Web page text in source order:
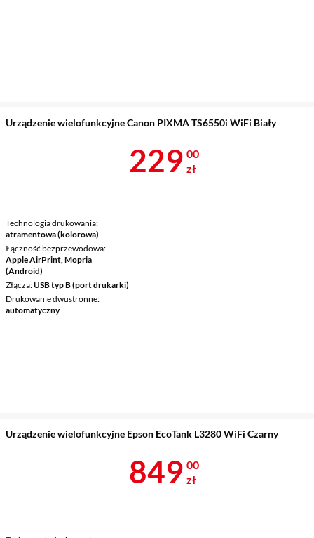
Urządzenie wielofunkcyjne Canon PIXMA TS6550i WiFi Biały
Technologia drukowania
atramentowa (kolorowa)
Łączność bezprzewodowa
Apple AirPrint, Mopria
(Android)
Złącza USB typ B (port drukarki)
Drukowanie dwustronne
automatyczny
Cena 229 zł
229 00
zł
Urządzenie wielofunkcyjne Epson EcoTank L3280 WiFi Czarny
Cena 849 zł
849 00
zł